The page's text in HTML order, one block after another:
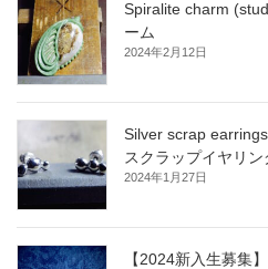
Spiralite charm
ーム
2024年2月12日
Silver scrap
スクラップイヤリン
2024年1月27日
【2024新入生募集】